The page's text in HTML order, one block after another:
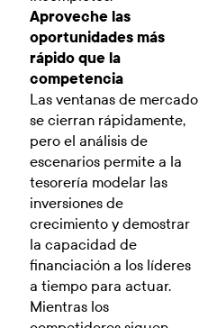
Aproveche las
oportunidades más
rápido que la
competencia
Las ventanas de mercado
se cierran rápidamente,
pero el análisis de
escenarios permite a la
tesorería modelar las
inversiones de
crecimiento y demostrar
la capacidad de
financiación a los líderes
a tiempo para actuar.
Mientras los